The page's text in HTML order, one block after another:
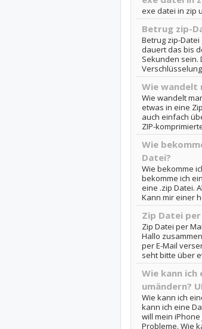
exe datei in zip
Betrug zip-
Betrug zip-
dauert das bis
Sekunden sein.
Wie wandelt
Wie wandelt
etwas in eine
auch einfach
ZIP-
Wie
Datei?
Wie bekomme
bekomme ich
eine .zip Datei.
Kann mir einer
Zip Datei
Zip Datei per
Hallo
per E-Mail
seht bitte über
Wie kann ich
umändern?
Wie kann ich
kann ich eine
will mein
Probleme. Wie